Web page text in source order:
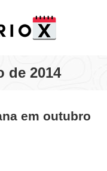
de 2014
em outubro